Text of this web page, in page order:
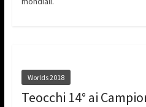
Worlds 2018
Teocchi 14° ai